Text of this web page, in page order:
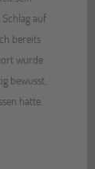
auf
bereits
wurde
bewusst,
hatte.